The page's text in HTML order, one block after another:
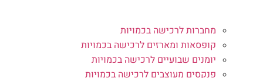
מחברות לרכישה בכמויות
קופסאות ומארזים לרכישה בכמויות
יומנים שבועיים לרכישה בכמויות
פנקסים מעוצבים לרכישה בכמויות